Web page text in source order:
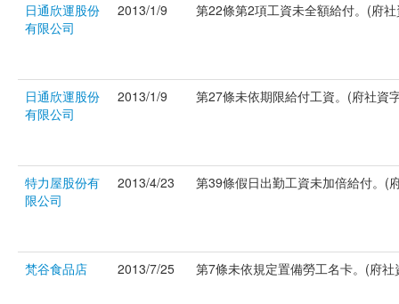
日通欣運股份
有限公司
2013/1/9 第22條第2項工資未全額給付。(府
日通欣運股份
有限公司
2013/1/9 第27條未依期限給付工資。(府社資
特力屋股份有
限公司
2013/4/23 第39條假日出勤工資未加倍給付。(
梵谷食品店 2013/7/25 第7條未依規定置備勞工名卡。(府